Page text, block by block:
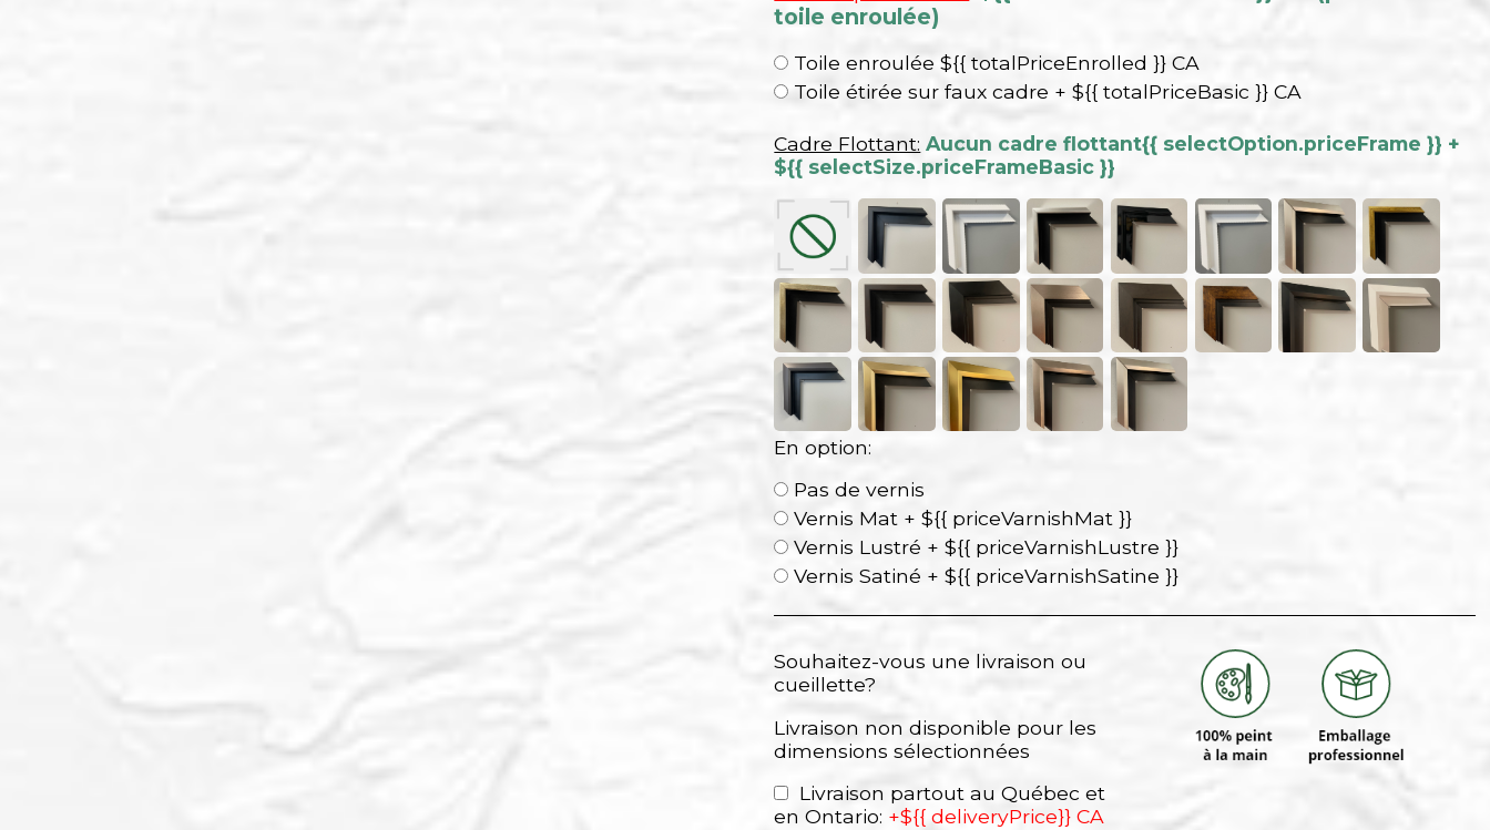
toile enroulée)
Toile enroulée ${{ totalPriceEnrolled }} CA
Toile étirée sur faux cadre + ${{ totalPriceBasic }} CA
Cadre Flottant: Aucun cadre flottant{{ selectOption.priceFrame }} +
${{ selectSize.priceFrameBasic }}
En option:
Pas de vernis
Vernis Mat + ${{ priceVarnishMat }}
Vernis Lustré + ${{ priceVarnishLustre }}
Vernis Satiné + ${{ priceVarnishSatine }}
Souhaitez-vous une livraison ou
cueillette?
Livraison non disponible pour les
dimensions sélectionnées
Livraison partout au Québec et
en Ontario: +${{ deliveryPrice}} CA